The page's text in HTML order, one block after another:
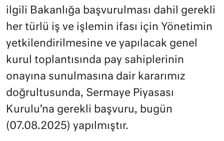
ilgili Bakanlığa başvurulması dahil gerekli
her türlü iş ve işlemin ifası için Yönetimin
yetkilendirilmesine ve yapılacak genel
kurul toplantısında pay sahiplerinin
onayına sunulmasına dair kararımız
doğrultusunda, Sermaye Piyasası
Kurulu’na gerekli başvuru, bugün
(07.08.2025) yapılmıştır.